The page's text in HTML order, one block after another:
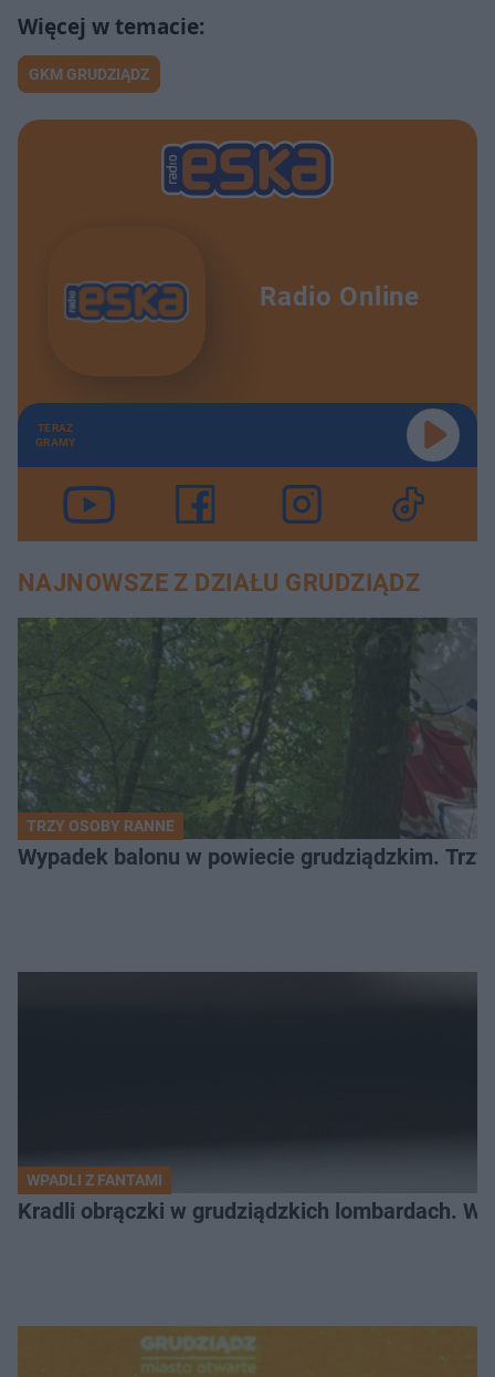
GKM GRUDZIĄDZ
Radio Online
TERAZ
GRAMY
NAJNOWSZE Z DZIAŁU GRUDZIĄDZ
TRZY OSOBY RANNE
Wypadek balonu w powiecie grudziądzkim.
WPADLI Z FANTAMI
Kradli obrączki w grudziądzkich lombardach.